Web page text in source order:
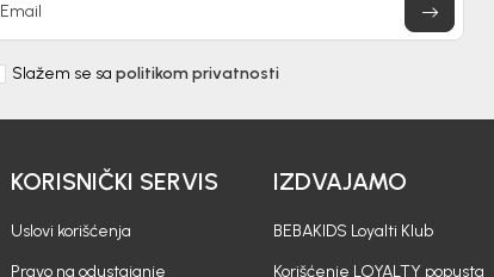
Email
Slažem se sa politikom privatnosti
KORISNIČKI SERVIS
Uslovi korišćenja
Pravo na odustajanje
IZDVAJAMO
BEBAKIDS Loyalti Klub
Korišćenje LOYALTY popusta